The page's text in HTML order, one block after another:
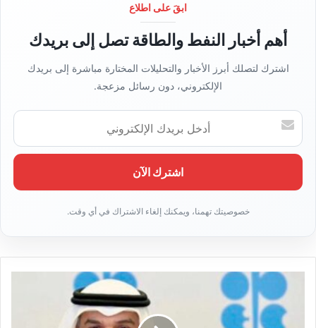
ابقَ على اطلاع
أهم أخبار النفط والطاقة تصل إلى بريدك
اشترك لتصلك أبرز الأخبار والتحليلات المختارة مباشرة إلى بريدك
الإلكتروني، دون رسائل مزعجة.
أدخل
بريدك
الإلكتروني